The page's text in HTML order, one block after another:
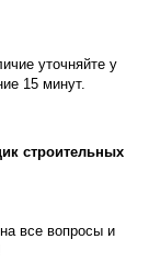
уточняйте у
15 минут.
строительных
все вопросы и